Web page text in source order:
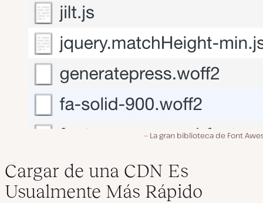
La gran biblioteca de Font
Cargar de una CDN Es
Usualmente Más Rápido